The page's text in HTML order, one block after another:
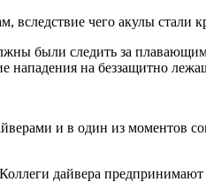
чего акулы стали
были следить за
нападения на беззащитно
и в один из моментов
дайвера